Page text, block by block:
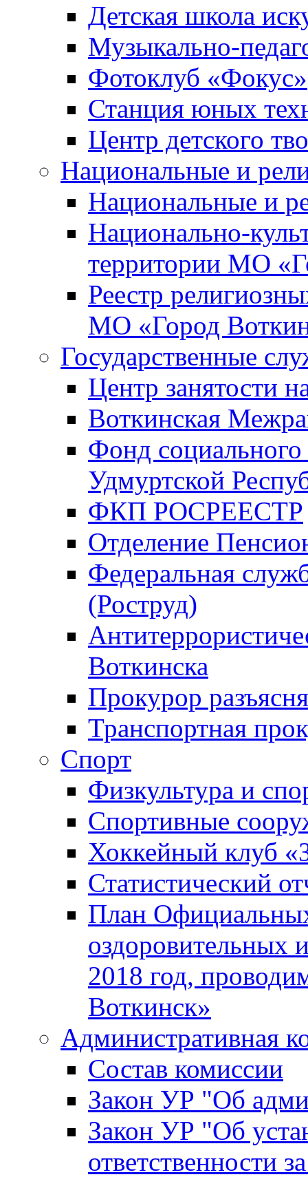
Детская школа
Музыкально-
Фотоклуб «Фокус»
Станция юных
Центр детского
Национальные и
Национальные и
Национально-
территории МО
Реестр
МО «Город
Государственные
Центр занятости
Воткинская
Фонд
Удмуртской
ФКП РОСРЕЕСТР
Отделение
Федеральная
(Роструд)
Воткинска
Прокурор
Транспортная
Спорт
Физкультура и
Спортивные
Хоккейный клуб
Статистический
План
оздоровительных
2018 год,
Воткинск»
Административная
Состав комиссии
Закон УР "Об
Закон УР "Об
ответственности